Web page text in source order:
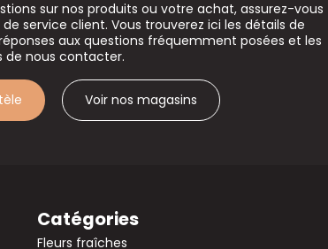
sur nos produits ou votre achat, assurez-vous
service client. Vous trouverez ici les détails de
aux questions fréquemment posées et les
de nous contacter.
Voir nos magasins
Catégories
Fleurs fraîches